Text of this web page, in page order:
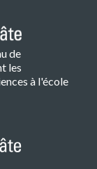
de
les
à l'école